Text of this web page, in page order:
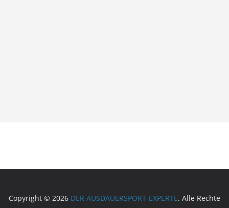
Copyright © 2026 DER AUSDAUERSPORT-EXPERTE. Alle Rechte